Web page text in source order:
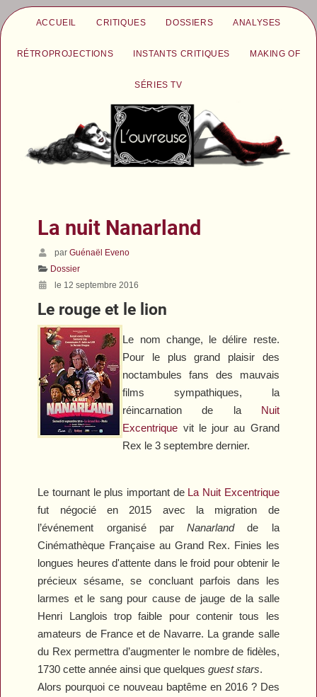
ACCUEIL CRITIQUES DOSSIERS ANALYSES
RÉTROPROJECTIONS INSTANTS CRITIQUES MAKING OF
SÉRIES TV
La nuit Nanarland
parGuénaël Eveno
Dossier
le 12 septembre 2016
Le rouge et le lion
Le nom change, le délire reste.
Pour le plus grand plaisir des
noctambules fans des mauvais
films sympathiques, la
réincarnation de la Nuit
Excentrique vit le jour au Grand
Rex le 3 septembre dernier.
Le tournant le plus important de La Nuit Excentrique
fut négocié en 2015 avec la migration de
l’événement organisé parNanarlandde la
Cinémathèque Française au Grand Rex. Finies les
longues heures d'attente dans le froid pour obtenir le
précieux sésame, se concluant parfois dans les
larmes et le sang pour cause de jauge de la salle
Henri Langlois trop faible pour contenir tous les
amateurs de France et de Navarre. La grande salle
du Rex permettra d’augmenter le nombre de fidèles,
1730 cette année ainsi que quelquesguest stars.
Alors pourquoi ce nouveau baptême en 2016 ? Des